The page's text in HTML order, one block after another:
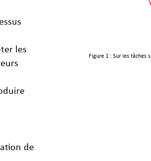
les
de
Figure 1 : Sur les tâches